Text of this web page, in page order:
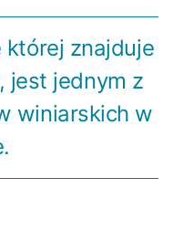
której znajduje
jest jednym z
winiarskich w